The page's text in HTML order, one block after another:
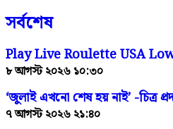
সর্বশেষ
Play Live Roulette USA
৮ আগস্ট ২০২৬ ১০:৩০
‘জুলাই এখনো শেষ হয় নাই’ -চিত্র
৭ আগস্ট ২০২৬ ২১:৪০